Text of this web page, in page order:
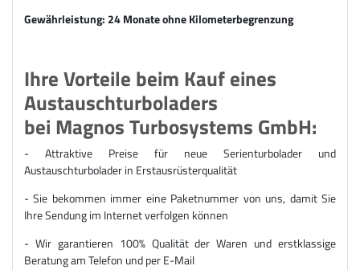
Gewährleistung: 24 Monate ohne Kilometerbegrenzung
Ihre Vorteile beim Kauf eines
Austauschturboladers
bei Magnos Turbosystems GmbH:
- Attraktive Preise für neue Serienturbolader und
Austauschturboladerin Erstausrüsterqualität
- Sie bekommen immer eine Paketnummer von uns, damit Sie
Ihre Sendung im Internet verfolgen können
- Wir garantieren 100% Qualität der Waren und erstklassige
Beratung am Telefon und per E-Mail